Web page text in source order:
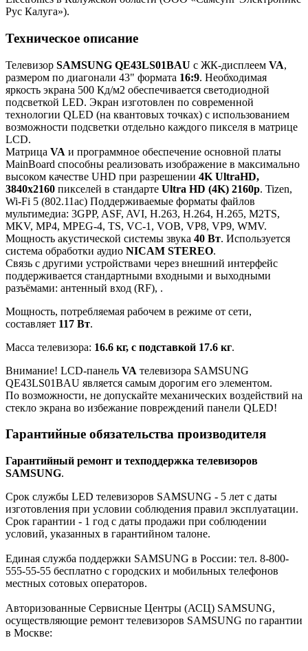
Рус Калуга»).
Техническое описание
Телевизор SAMSUNG QE43LS01BAU с ЖК-дисплеем VA,
размером по диагонали 43" формата 16:9. Необходимая
яркость экрана 500 Кд/м2 обеспечивается светодиодной
подсветкой LED. Экран изготовлен по современной
технологии QLED (на квантовых точках) с использованием
возможности подсветки отдельно каждого пикселя в матрице
LCD.
Матрица VA и программное обеспечение основной платы
MainBoard способны реализовать изображение в максимально
высоком качестве UHD при разрешении 4K UltraHD,
3840x2160 пикселей в стандарте Ultra HD (4K) 2160p. Tizen,
Wi-Fi 5 (802.11ac) Поддерживаемые форматы файлов
мультимедиа: 3GPP, ASF, AVI, H.263, H.264, H.265, M2TS,
MKV, MP4, MPEG-4, TS, VC-1, VOB, VP8, VP9, WMV.
Мощность акустической системы звука 40 Вт. Используется
система обработки аудио NICAM STEREO.
Связь с другими устройствами через внешний интерфейс
поддерживается стандартными входными и выходными
разъёмами: антенный вход (RF), .
Мощность, потребляемая рабочем в режиме от сети,
составляет 117 Вт.
Масса телевизора: 16.6 кг, с подставкой 17.6 кг.
Внимание! LCD-панель VA телевизора SAMSUNG
QE43LS01BAU является самым дорогим его элементом.
По возможности, не допускайте механических воздействий на
стекло экрана во избежание повреждений панели QLED!
Гарантийные обязательства производителя
Гарантийный ремонт и техподдержка телевизоров
SAMSUNG.
Срок службы LED телевизоров SAMSUNG - 5 лет с даты
изготовления при условии соблюдения правил эксплуатации.
Срок гарантии - 1 год с даты продажи при соблюдении
условий, указанных в гарантийном талоне.
Единая служба поддержки SAMSUNG в России: тел. 8-800-
555-55-55 бесплатно с городских и мобильных телефонов
местных сотовых операторов.
Авторизованные Сервисные Центры (АСЦ) SAMSUNG,
осуществляющие ремонт телевизоров SAMSUNG по гарантии
в Москве: